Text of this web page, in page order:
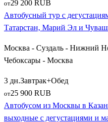
группы делает остановку в
попробовать знаменитые
Углубляясь на восток в
путешественников по
подмосковного пивоварения.
Рязанскую область — в
его колоссальным собором и
от29 200 RUB
Автобусный тур с
Татарстан, Марий Эл и
Москва - Суздаль - Нижний
Чебоксары - Москва
3 дн.Завтрак+Обед
от25 900 RUB
Автобусом из Москвы в
выходные с дегустациями и